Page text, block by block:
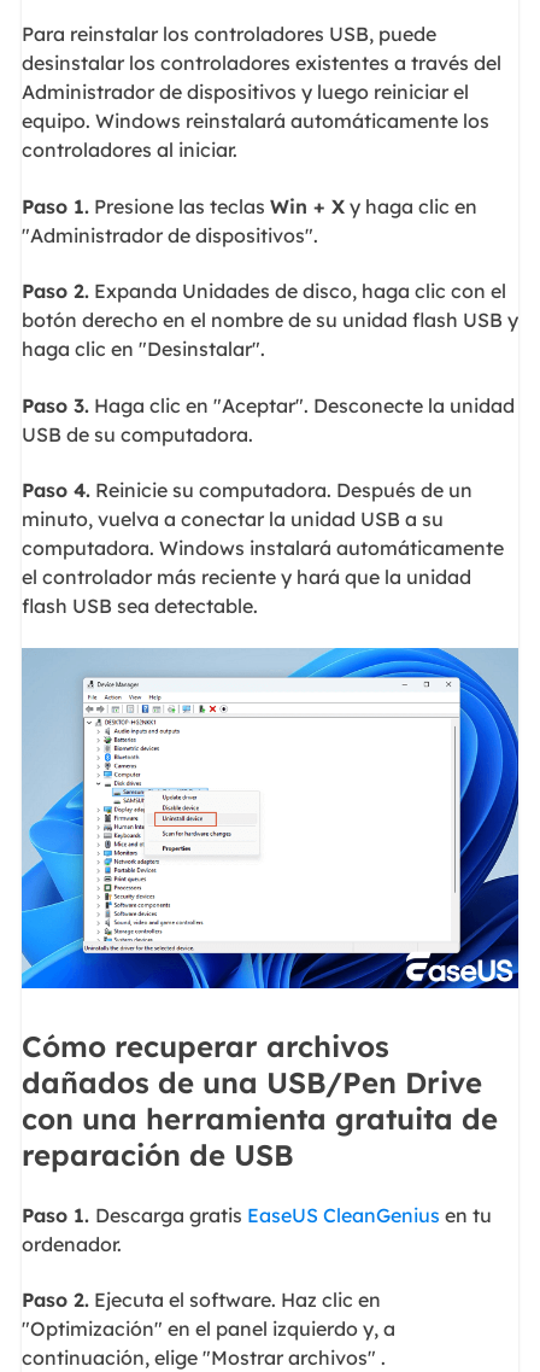
Para reinstalar los controladores USB, puede
desinstalar los controladores existentes a través del
Administrador de dispositivos y luego reiniciar el
equipo. Windows reinstalará automáticamente los
controladores al iniciar.
Paso 1.Presione las teclas Win + Xy haga clic en
"Administrador de dispositivos".
Paso 2.Expanda Unidades de disco, haga clic con el
botón derecho en el nombre de su unidad flash USB y
haga clic en "Desinstalar".
Paso 3.Haga clic en "Aceptar". Desconecte la unidad
USB de su computadora.
Paso 4.Reinicie su computadora. Después de un
minuto, vuelva a conectar la unidad USB a su
computadora. Windows instalará automáticamente
el controlador más reciente y hará que la unidad
flash USB sea detectable.
Cómo recuperar archivos
dañados de una USB/Pen Drive
con una herramienta gratuita de
reparación de USB
Paso 1. Descarga gratis EaseUS CleanGenius en tu
ordenador.
Paso 2.Ejecuta el software. Haz clic en
"Optimización" en el panel izquierdo y, a
continuación, elige "Mostrar archivos" .